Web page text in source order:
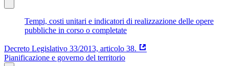
Tempi, costi unitari e indicatori di realizzazione delle opere
pubbliche in corso o completate
Decreto Legislativo 33/2013, articolo 38.
Pianificazione e governo del territorio